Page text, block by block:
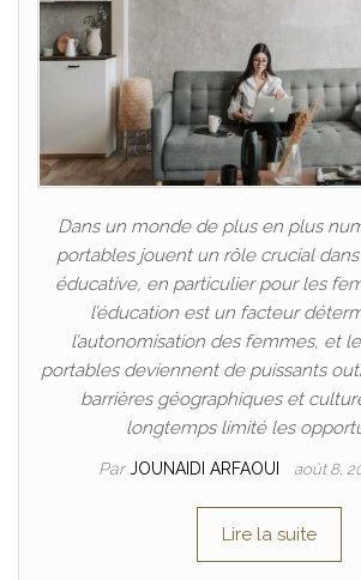
Dans un monde de plus en plus
portables jouent un rôle crucial dans
éducative, en particulier pour les
l’éducation est un facteur
l’autonomisation des femmes, et
portables deviennent de puissants
barrières géographiques et
longtemps limité les
ParJOUNAIDI ARFAOUI août 8,
Lire la suite